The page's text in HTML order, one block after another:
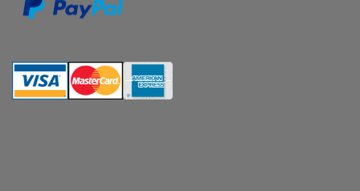
von
Paneelen
Respect
Company